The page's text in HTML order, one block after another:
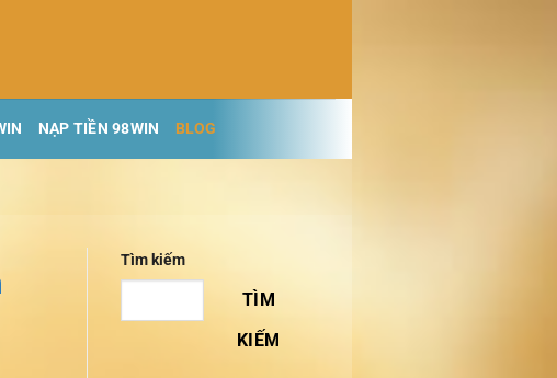
NẠP TIỀN 98WIN BLOG
Tìm kiếm
TÌM
KIẾM